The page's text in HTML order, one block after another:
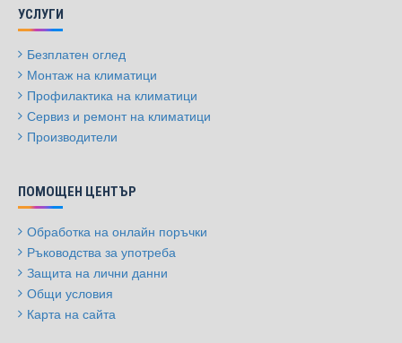
УСЛУГИ
Безплатен оглед
Монтаж на климатици
Профилактика на климатици
Сервиз и ремонт на климатици
Производители
ПОМОЩЕН ЦЕНТЪР
Обработка на онлайн поръчки
Ръководства за употреба
Защита на лични данни
Общи условия
Карта на сайта